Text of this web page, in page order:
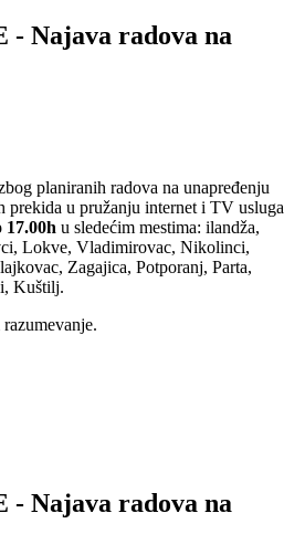
- Najava radova na
planiranih radova na unapređenju
prekida u pružanju internet i TV usluga
17.00h u sledećim mestima: ilandža,
Lokve, Vladimirovac, Nikolinci,
Zagajica, Potporanj, Parta,
Kuštilj.
- Najava radova na